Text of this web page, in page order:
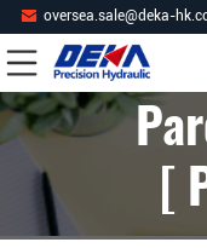
oversea.sale@deka-
[